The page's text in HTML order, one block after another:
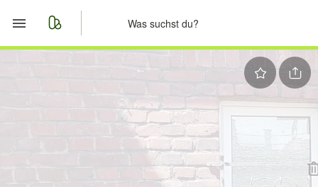
Anzeige aufgeben